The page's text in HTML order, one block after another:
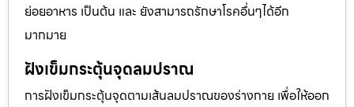
ย่อยอาหาร เป็นต้น และ ยังสามารถรักษาโรคอื่นๆได้อีก
มากมาย
ฝังเข็มกระตุ้นจุดลมปราณ
การฝังเข็มกระตุ้นจุดตามเส้นลมปราณของร่างกาย เพื่อให้ออก